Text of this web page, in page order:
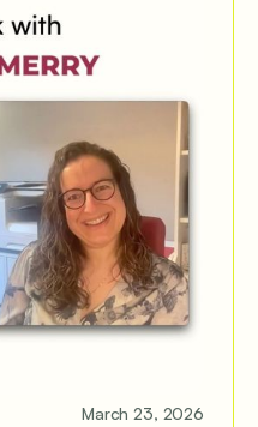
March 23, 2026